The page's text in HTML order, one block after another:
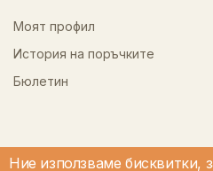
Ние използваме бисквитки,
Моят профил
История на поръчките
Бюлетин